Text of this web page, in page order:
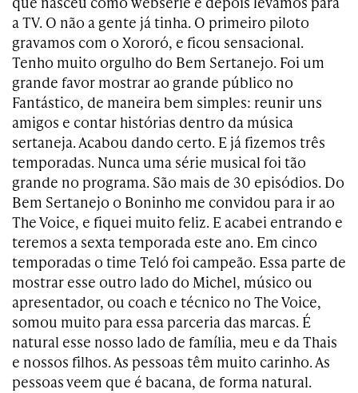
a TV. O não a gente já tinha. O primeiro piloto
gravamos com o Xororó, e ficou sensacional.
Tenho muito orgulho do Bem Sertanejo. Foi um
grande favor mostrar ao grande público no
Fantástico, de maneira bem simples: reunir uns
amigos e contar histórias dentro da música
sertaneja. Acabou dando certo. E já fizemos três
temporadas. Nunca uma série musical foi tão
grande no programa. São mais de 30 episódios. Do
Bem Sertanejo o Boninho me convidou para ir ao
The Voice, e fiquei muito feliz. E acabei entrando e
teremos a sexta temporada este ano. Em cinco
temporadas o time Teló foi campeão. Essa parte de
mostrar esse outro lado do Michel, músico ou
apresentador, ou coach e técnico no The Voice,
somou muito para essa parceria das marcas. É
natural esse nosso lado de família, meu e da Thais
e nossos filhos. As pessoas têm muito carinho. As
pessoas veem que é bacana, de forma natural.